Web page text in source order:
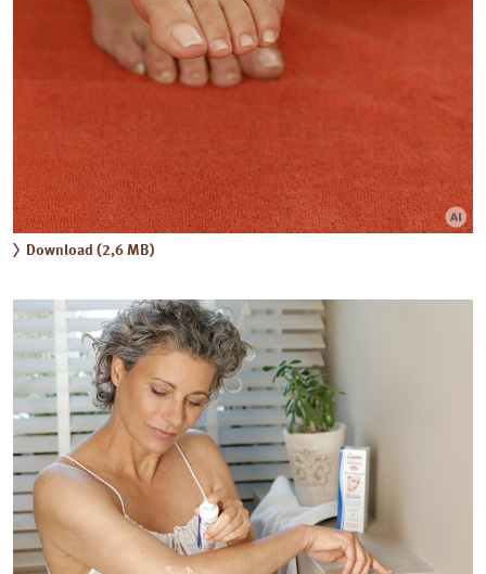
Download (2,6 MB)